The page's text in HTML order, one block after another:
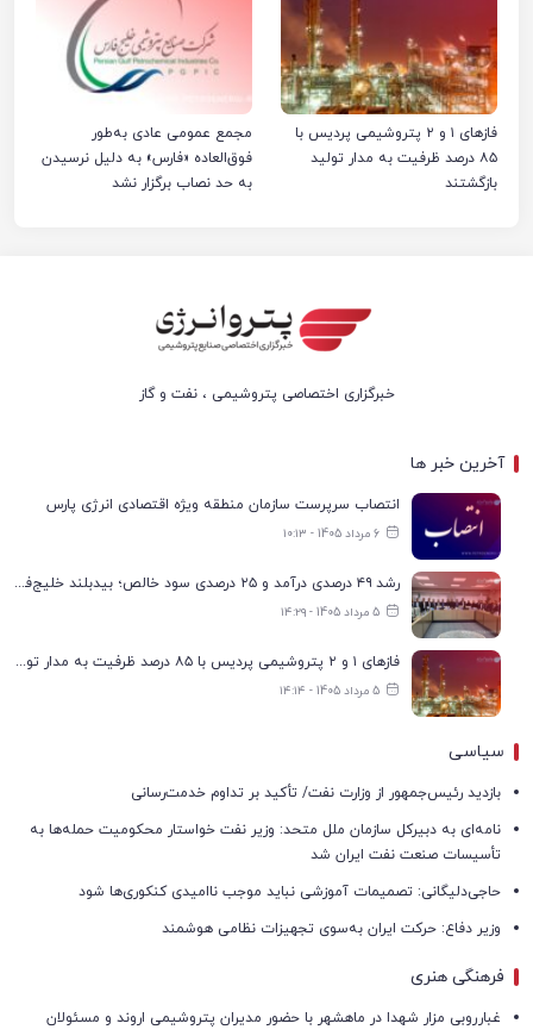
فازهای ۱ و ۲ پتروشیمی پردیس با
۸۵ درصد ظرفیت به مدار تولید
بازگشتند
مجمع عمومی عادی به‌طور
فوق‌العاده «فارس» به دلیل نرسیدن
به حد نصاب برگزار نشد
خبرگزاری اختصاصی پتروشیمی ، نفت و گاز
آخرین خبر ها
انتصاب سرپرست سازمان منطقه ویژه اقتصادی انرژی پارس
6 مرداد 1405 - ۱۰:۱۳
رشد ۴۹ درصدی درآمد و ۲۵ درصدی سود خالص؛ بیدبلند خلیج‌فارس سال ۱۴۰۴ را با رکوردهای جدید به پایان رساند
5 مرداد 1405 - ۱۴:۲۹
فازهای ۱ و ۲ پتروشیمی پردیس با ۸۵ درصد ظرفیت به مدار تولید بازگشتند
5 مرداد 1405 - ۱۴:۱۴
سیاسی
بازدید رئیس‌جمهور از وزارت نفت/ تأکید بر تداوم خدمت‌رسانی
نامه‌ای به دبیرکل سازمان ملل متحد: وزیر نفت خواستار محکومیت حمله‌ها به
تأسیسات صنعت نفت ایران شد
حاجی‌دلیگانی: تصمیمات آموزشی نباید موجب ناامیدی کنکوری‌ها شود
وزیر دفاع: حرکت ایران به‌سوی تجهیزات نظامی هوشمند
فرهنگی هنری
غبارروبی مزار شهدا در ماهشهر با حضور مدیران پتروشیمی اروند و مسئولان